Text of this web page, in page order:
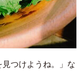
見つけようね。」な